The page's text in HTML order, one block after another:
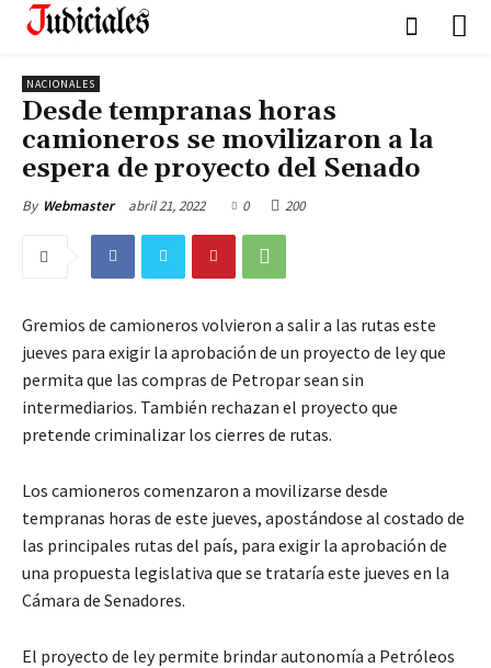
NACIONALES
Desde tempranas horas
camioneros se movilizaron a la
espera de proyecto del Senado
By Webmaster abril 21, 2022 0 200
Gremios de camioneros volvieron a salir a las rutas este
jueves para exigir la aprobación de un proyecto de ley que
permita que las compras de Petropar sean sin
intermediarios. También rechazan el proyecto que
pretende criminalizar los cierres de rutas.
Los camioneros comenzaron a movilizarse desde
tempranas horas de este jueves, apostándose al costado de
las principales rutas del país, para exigir la aprobación de
una propuesta legislativa que se trataría este jueves en la
Cámara de Senadores.
El proyecto de ley permite brindar autonomía a Petróleos